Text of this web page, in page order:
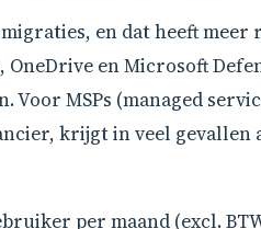
en dat heeft meer
en Microsoft
MSPs (managed
krijgt in veel gevallen
per maand (excl.